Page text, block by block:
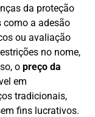
da proteção
como a adesão
ou avaliação
no nome,
o preço da
em
tradicionais,
fins lucrativos.